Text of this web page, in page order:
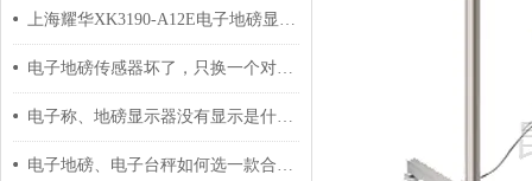
上海耀华XK3190-A12E电子地磅显示器标定方法
电子地磅传感器坏了，只换一个对称重数据有影响吗？
电子称、地磅显示器没有显示是什么原因？
电子地磅、电子台秤如何选一款合适称重显示器？